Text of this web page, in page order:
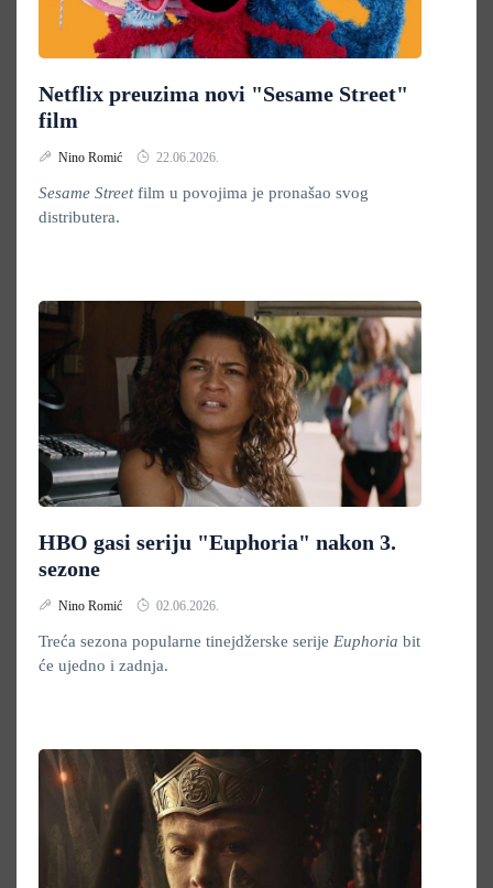
Netflix preuzima novi "Sesame Street"
film
Nino Romić 22.06.2026.
Sesame Streetfilm u povojima je pronašao svog
distributera.
HBO gasi seriju "Euphoria" nakon 3.
sezone
Nino Romić 02.06.2026.
Treća sezona popularne tinejdžerske serije Euphoria bit
će ujedno i zadnja.